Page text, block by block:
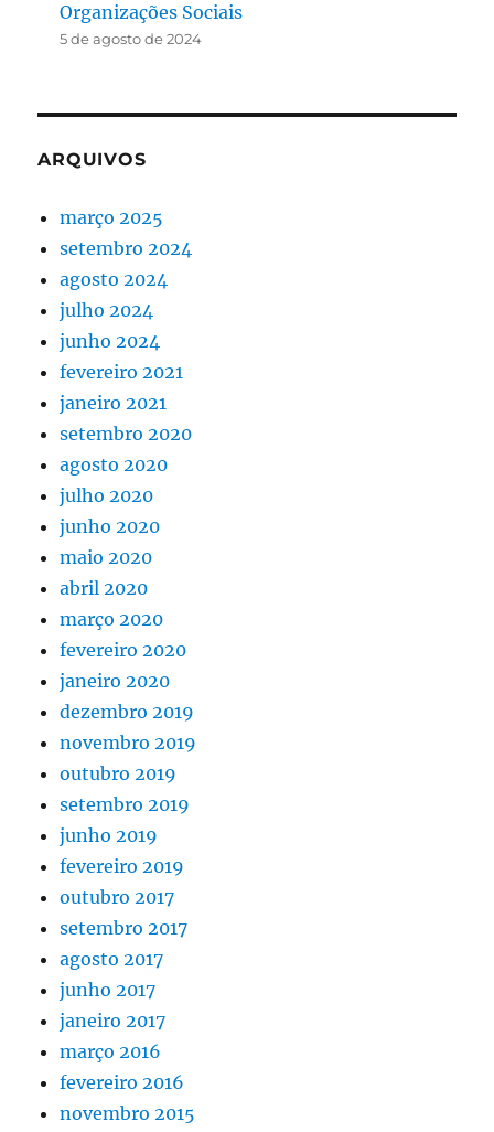
Organizações Sociais
5 de agosto de 2024
ARQUIVOS
março 2025
setembro 2024
agosto 2024
julho 2024
junho 2024
fevereiro 2021
janeiro 2021
setembro 2020
agosto 2020
julho 2020
junho 2020
maio 2020
abril 2020
março 2020
fevereiro 2020
janeiro 2020
dezembro 2019
novembro 2019
outubro 2019
setembro 2019
junho 2019
fevereiro 2019
outubro 2017
setembro 2017
agosto 2017
junho 2017
janeiro 2017
março 2016
fevereiro 2016
novembro 2015